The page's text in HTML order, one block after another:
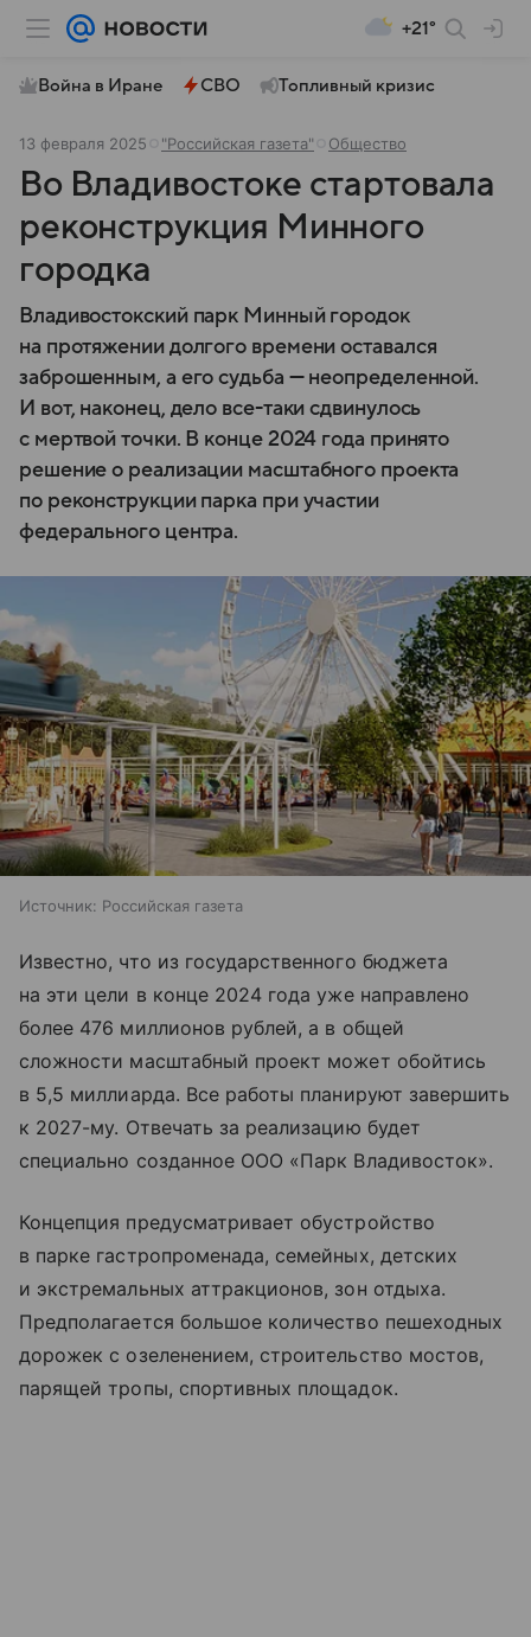
+21°
Война в Иране СВО Топливный кризис
13 февраля 2025 "Российская газета" Общество
Во Владивостоке стартовала
реконструкция Минного
городка
Владивостокский парк Минный городок
на протяжении долгого времени оставался
заброшенным, а его судьба — неопределенной.
И вот, наконец, дело все-таки сдвинулось
с мертвой точки. В конце 2024 года принято
решение о реализации масштабного проекта
по реконструкции парка при участии
федерального центра.
Источник: Российская газета
Известно, что из государственного бюджета
на эти цели в конце 2024 года уже направлено
более 476 миллионов рублей, а в общей
сложности масштабный проект может обойтись
в 5,5 миллиарда. Все работы планируют завершить
к 2027-му. Отвечать за реализацию будет
специально созданное ООО «Парк Владивосток».
Концепция предусматривает обустройство
в парке гастропроменада, семейных, детских
и экстремальных аттракционов, зон отдыха.
Предполагается большое количество пешеходных
дорожек с озеленением, строительство мостов,
парящей тропы, спортивных площадок.